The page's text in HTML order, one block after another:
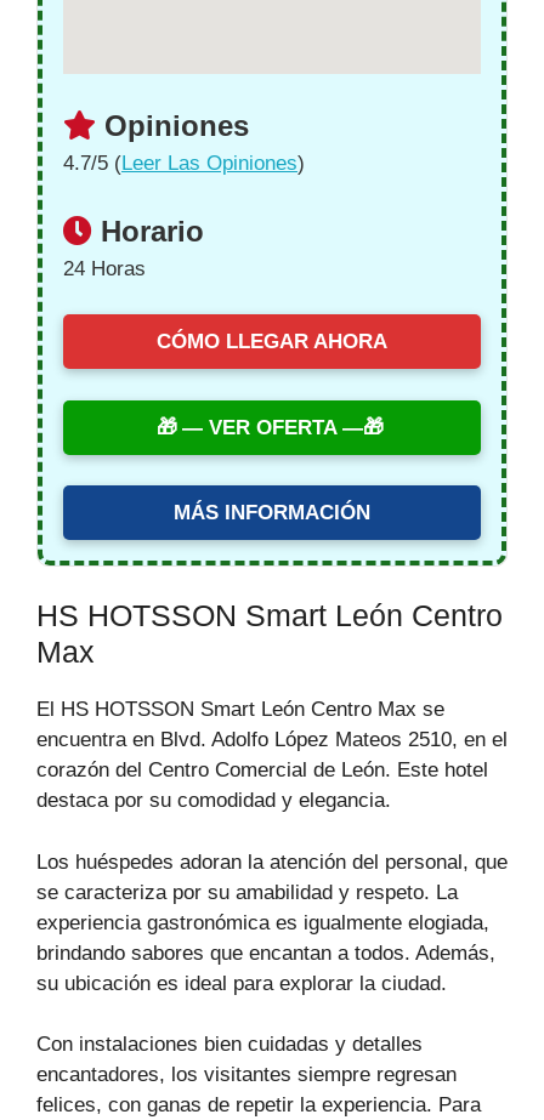
Opiniones
4.7/5 (Leer Las Opiniones)
Horario
24 Horas
CÓMO LLEGAR AHORA
— VER OFERTA —
MÁS INFORMACIÓN
HS HOTSSON Smart León Centro
Max
El HS HOTSSON Smart León Centro Max se
encuentra en Blvd. Adolfo López Mateos 2510, en el
corazón del Centro Comercial de León. Este hotel
destaca por su comodidad y elegancia.
Los huéspedes adoran la atención del personal, que
se caracteriza por su amabilidad y respeto. La
experiencia gastronómica es igualmente elogiada,
brindando sabores que encantan a todos. Además,
su ubicación es ideal para explorar la ciudad.
Con instalaciones bien cuidadas y detalles
encantadores, los visitantes siempre regresan
felices, con ganas de repetir la experiencia. Para